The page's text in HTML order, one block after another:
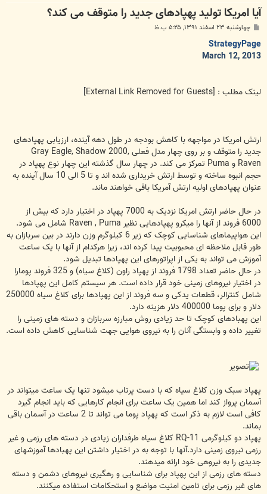
آیا امریکا تولید پهپادهای جدید را متوقف می کند؟
س
ت
چهارشنبه ۲۳ اسفند ۱۳۹۱, ۵:۲۵ ب.ظ
StrategyPage
March 12, 2013
لینک مطلب : [External Link Removed for Guests]
ارتش امریکا در مواجهه با کاهش بودجه در طول دهه آینده، ارزیابی پهپادهای
جدید را متوقف و بر روی چهار مدل فعلی Gray Eagle, Shadow 2000,
Raven و Puma تمرکز می کند. در چهار سال گذشته این چهار نوع پهپاد در
حجم انبوه ساخته و توسط ارتش خریداری شده اند و تا 5 الی 10 سال آینده به
عنوان پهپادهای اولیه ارتش آمریکا باقی خواهند ماند.
در حال حاضر ارتش امریکا نزدیک به 7000 پهپاد در اختیار دارد که بیش از
6000 فروند از آنها را میکرو پهپادهایی نظیر Raven , Puma شامل می شود.
این هواپیماهای شناسایی کوچک که زیر 6 کیلوگرم وزن دارند در بین سربازان به
طور قابل ملاحظه ای محبوبیت پیدا کرده اند، زیرا هرکدام از آنها با یک ساعت
آموزش می تواند به یکی از اپراتورهای این پهپادها تبدیل شود.
در حال حاضر تعداد 1798 فروند از پهپاد راون (کلاغ سیاه) و 325 فروند پومارا
در اختیار نیروهای زمینی خود قرار داده است. هر سیستم کامل این پهپادها
شامل کنترالر، قطعات یدکی و سه فروند از این پهپادها برای کلاغ سیاه 250000
دلار و برای پوما 400000 دلار هزینه دارد.
این پهبادهای کوچک تا حد زیادی روش مبارزه سربازان و دسته های زمینی را
تغییر داده و وابستگی آنان را به نیروی هوایی جهت شناسایی کاهش داده است.
پهپاد سبک وزن کلاغ سیاه که با دست پرتاب میشود تنها یک ساعت میتواند در
آسمان پرواز کند اما همین یک ساعت برای انجام کارهایی که باید انجام گیرد
کافی است لازم به ذکر است که پهپاد پوما می تواند تا 2 ساعت در آسمان باقی
بماند.
پهپاد دو کیلوگرمی RQ-11 کلاغ سیاه طرفداران زیادی در دسته های رزمی و غیر
رزمی نیروی زمینی دارد.آنها با توجه به در اختیار داشتن این پهبادها آموزشهای
جدیدی را به نیروهی خود ارائه میدهند.
دسته های رزمی از این پهپاد برای شناسایی و رهگیری نیروهای دشمن و دسته
های غیر رزمی برای تامین امنیت مواضع و استحکامات استفاده میکنند.